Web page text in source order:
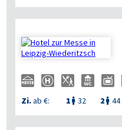

Zi.ab €: 1  32 2  44